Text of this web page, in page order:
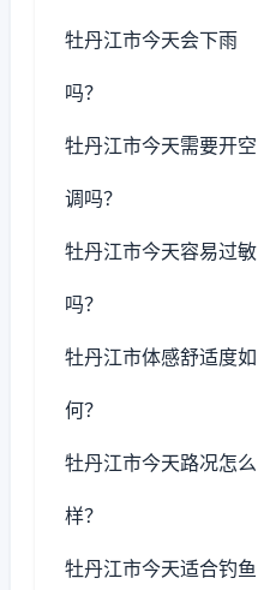
牡丹江市今天会下雨
吗？
牡丹江市今天需要开空
调吗？
牡丹江市今天容易过敏
吗？
牡丹江市体感舒适度如
何？
牡丹江市今天路况怎么
样？
牡丹江市今天适合钓鱼